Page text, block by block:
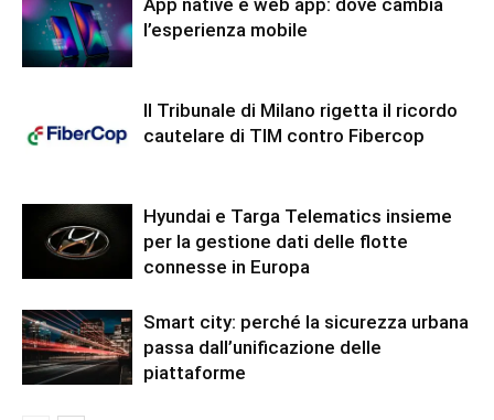
l’esperienza mobile
Il Tribunale di Milano rigetta il ricordo
cautelare di TIM contro Fibercop
Hyundai e Targa Telematics insieme
per la gestione dati delle flotte
connesse in Europa
Smart city: perché la sicurezza urbana
passa dall’unificazione delle
piattaforme